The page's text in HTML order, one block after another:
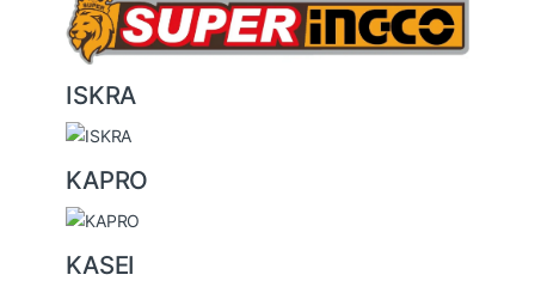
ISKRA
KAPRO
KASEI